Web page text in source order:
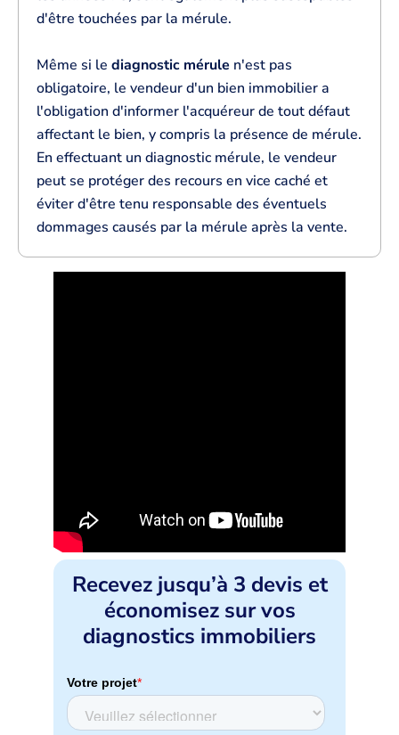
d'être touchées par la mérule.
Même si le diagnostic mérule n'est pas
obligatoire, le vendeur d'un bien immobilier a
l'obligation d'informer l'acquéreur de tout défaut
affectant le bien, y compris la présence de mérule.
En effectuant un diagnostic mérule, le vendeur
peut se protéger des recours en vice caché et
éviter d'être tenu responsable des éventuels
dommages causés par la mérule après la vente.
Recevez jusqu’à 3 devis et
économisez sur vos
diagnostics immobiliers